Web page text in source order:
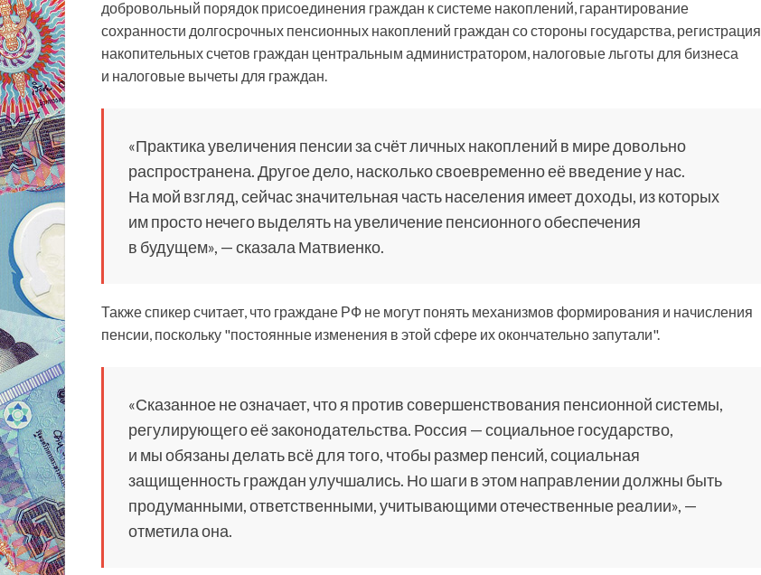
добровольный порядок присоединения граждан к системе накоплений, гарантирование
сохранности долгосрочных пенсионных накоплений граждан со стороны государства, регистрация
накопительных счетов граждан центральным администратором, налоговые льготы для бизнеса
и налоговые вычеты для граждан.
«Практика увеличения пенсии за счёт личных накоплений в мире довольно
распространена. Другое дело, насколько своевременно её введение у нас.
На мой взгляд, сейчас значительная часть населения имеет доходы, из которых
им просто нечего выделять на увеличение пенсионного обеспечения
в будущем», — сказала Матвиенко.
Также спикер считает, что граждане РФ не могут понять механизмов формирования и начисления
пенсии, поскольку "постоянные изменения в этой сфере их окончательно запутали".
«Сказанное не означает, что я против совершенствования пенсионной системы,
регулирующего её законодательства. Россия — социальное государство,
и мы обязаны делать всё для того, чтобы размер пенсий, социальная
защищенность граждан улучшались. Но шаги в этом направлении должны быть
продуманными, ответственными, учитывающими отечественные реалии», —
отметила она.